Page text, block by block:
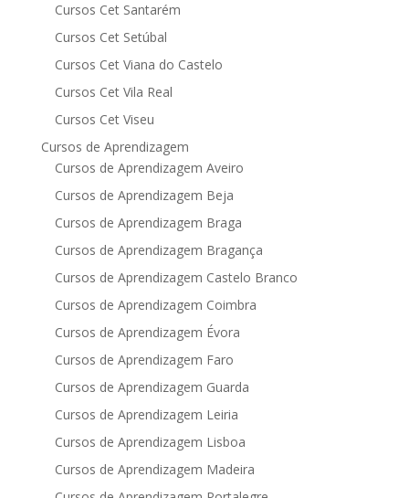
Cursos Cet Santarém
Cursos Cet Setúbal
Cursos Cet Viana do Castelo
Cursos Cet Vila Real
Cursos Cet Viseu
Cursos de Aprendizagem
Cursos de Aprendizagem Aveiro
Cursos de Aprendizagem Beja
Cursos de Aprendizagem Braga
Cursos de Aprendizagem Bragança
Cursos de Aprendizagem Castelo Branco
Cursos de Aprendizagem Coimbra
Cursos de Aprendizagem Évora
Cursos de Aprendizagem Faro
Cursos de Aprendizagem Guarda
Cursos de Aprendizagem Leiria
Cursos de Aprendizagem Lisboa
Cursos de Aprendizagem Madeira